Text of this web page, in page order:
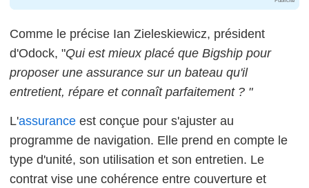
Comme le précise Ian Zieleskiewicz, président
d'Odock, "Qui est mieux placé que Bigship pour
proposer une assurance sur un bateau qu'il
entretient, répare et connaît parfaitement ? "
L'assurance est conçue pour s'ajuster au
programme de navigation. Elle prend en compte le
type d'unité, son utilisation et son entretien. Le
contrat vise une cohérence entre couverture et